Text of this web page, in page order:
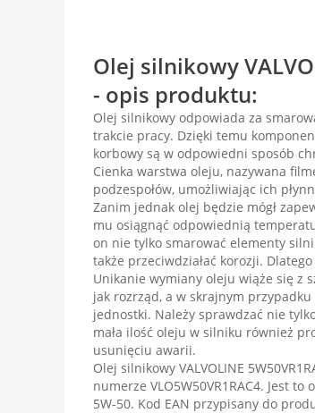
Olej silnikowy
- opis produktu:
Olej silnikowy odpowiada za
trakcie pracy. Dzięki temu
korbowy są w odpowiedni sposób
Cienka warstwa oleju, nazywana
podzespołów, umożliwiając ich
Zanim jednak olej będzie mógł
mu osiągnąć odpowiednią
on nie tylko smarować elementy
także przeciwdziałać korozji.
Unikanie wymiany oleju wiąże się z
jak rozrząd, a w skrajnym
jednostki. Należy sprawdzać nie
mała ilość oleju w silniku również
usunięciu awarii.
Olej silnikowy VALVOLINE
numerze VLO5W50VR1RAC4. Jest
5W-50. Kod EAN przypisany do